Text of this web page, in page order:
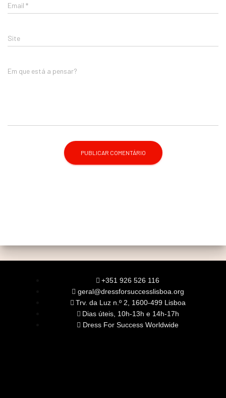
Email *
Site
Em que está a pensar?
+351 926 526 116
geral@dressforsuccesslisboa.org
Trv. da Luz n.º 2, 1600-499 Lisboa
Dias úteis, 10h-13h e 14h-17h
Dress For Success Worldwide